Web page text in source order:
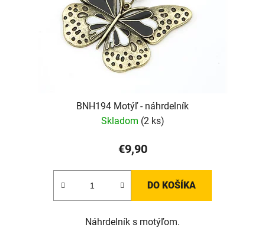
BNH194 Motýľ - náhrdelník
Skladom (2 ks)
€9,90
DO KOŠÍKA
Náhrdelník s motýľom.